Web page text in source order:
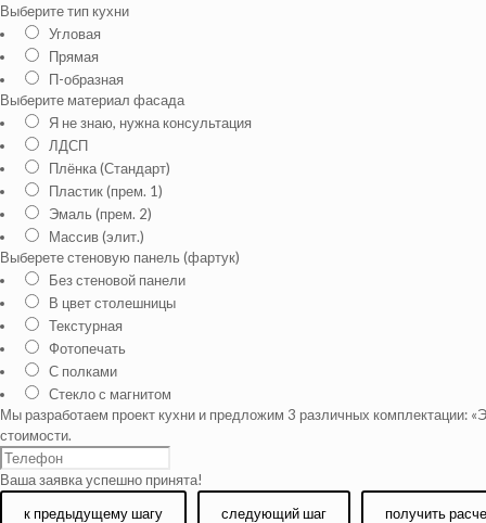
Выберите тип кухни
Угловая
Прямая
П-образная
Выберите материал фасада
Я не знаю, нужна консультация
ЛДСП
Плёнка (Стандарт)
Пластик (прем. 1)
Эмаль (прем. 2)
Массив (элит.)
Выберете стеновую панель (фартук)
Без стеновой панели
В цвет столешницы
Текстурная
Фотопечать
С полками
Стекло с магнитом
Мы разработаем проект кухни и предложим 3 различных комплектации:
стоимости.
Ваша заявка успешно принята!
к предыдущему шагу
следующий шаг получить